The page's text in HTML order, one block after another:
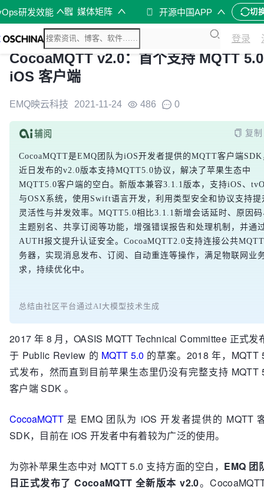
研发效能 媒体矩阵 开源中国APP 切
登录
CocoaMQTT v2.0：首个支持 MQTT
iOS 客户端
EMQ映云科技 2021-11-24 486 0
复制
CocoaMQTT是EMQ团队为iOS开发者提供的MQTT客户端SDK
近日发布的v2.0版本支持MQTT5.0协议，解决了苹果生态中
MQTT5.0客户端的空白。新版本兼容3.1.1版本，支持iOS、
与OSX系统，使用Swift语言开发，利用类型安全和协议支持提
灵活性与并发效率。MQTT5.0相比3.1.1新增会话延时、原因
主题别名、共享订阅等功能，增强错误报告和处理机制，并通
AUTH报文提升认证安全。CocoaMQTT2.0支持连接公共
务器，实现消息发布、订阅、自动重连等操作，满足物联网业
求，持续优化中。
总结由社区平台通过AI大模型技术生成
2017 年 8 月，OASIS MQTT Technical Committee 正式发
于 Public Review 的 MQTT 5.0 的草案。2018 年，MQTT
式发布，然而直到目前苹果生态里仍没有完整支持 MQTT
客户端 SDK 。
CocoaMQTT 是 EMQ 团队为 iOS 开发者提供的 MQTT
SDK，目前在 iOS 开发者中有着较为广泛的使用。
为弥补苹果生态中对 MQTT 5.0 支持方面的空白， EMQ 团
日正式发布了 CocoaMQTT 全新版本 v2.0。